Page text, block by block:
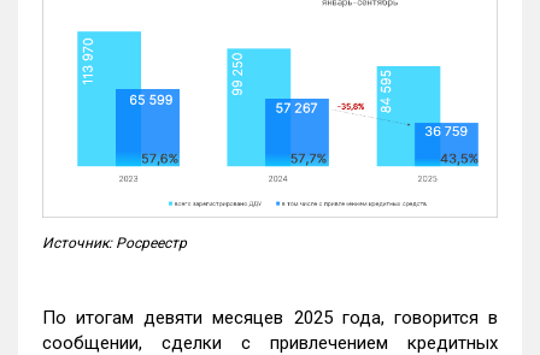
Источник: Росреестр
По итогам девяти месяцев 2025 года, говорится в
сообщении, сделки с привлечением кредитных